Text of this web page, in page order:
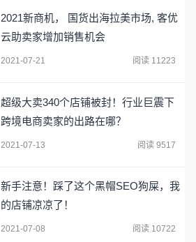
2021新商机， 国货出海拉美市场, 客优
云助卖家增加销售机会
2021-07-21 阅读 11223
超级大卖340个店铺被封！行业巨震下
跨境电商卖家的出路在哪？
2021-07-13 阅读 9517
新手注意！踩了这个黑帽SEO狗屎，我
的店铺凉凉了！
2021-07-08 阅读 10722